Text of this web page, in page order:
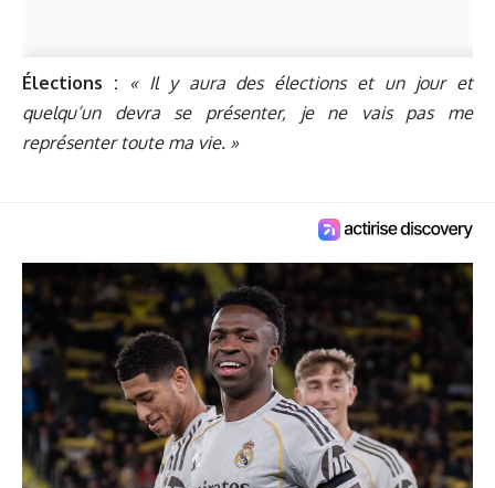
Élections :
« Il y aura des élections et un jour et
quelqu’un devra se présenter, je ne vais pas me
représenter toute ma vie. »